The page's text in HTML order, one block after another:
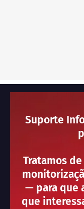
Suporte
Tratamos
— para que
que